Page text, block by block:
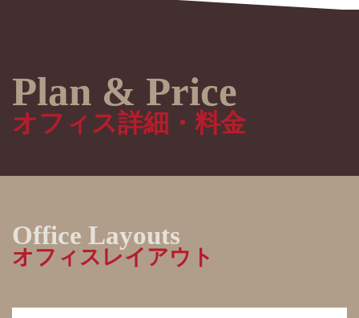
オフィス詳細・料金
オフィスレイアウト